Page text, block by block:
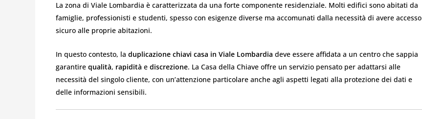
La zona di Viale Lombardia è caratterizzata da una forte componente residenziale. Molti edifici sono abitati da
famiglie, professionisti e studenti, spesso con esigenze diverse ma accomunati dalla necessità di avere accesso
sicuro alle proprie abitazioni.
In questo contesto, la duplicazione chiavi casa in Viale Lombardia deve essere affidata a un centro che sappia
garantire qualità, rapidità e discrezione. La Casa della Chiave offre un servizio pensato per adattarsi alle
necessità del singolo cliente, con un’attenzione particolare anche agli aspetti legati alla protezione dei dati e
delle informazioni sensibili.